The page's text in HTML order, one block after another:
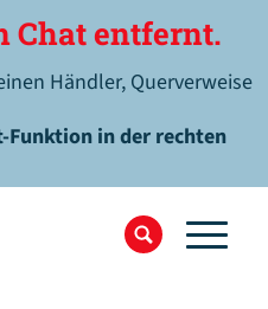
Chat entfernt.
Händler, Querverweise
Funktion in der rechten